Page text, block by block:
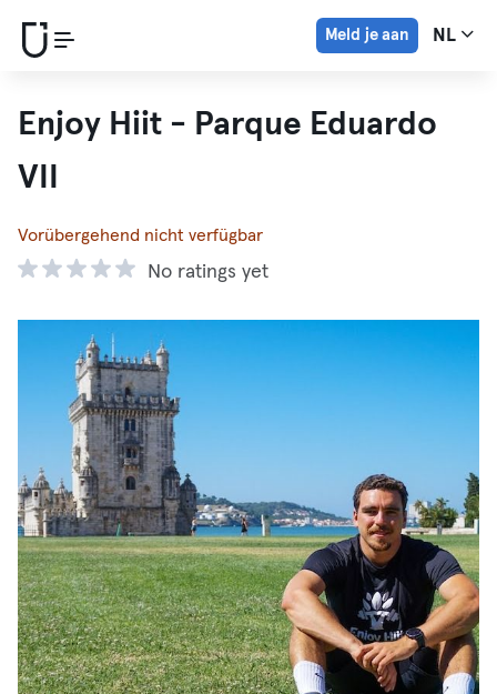
Meld je aan NL
Enjoy Hiit - Parque Eduardo
VII
Vorübergehend nicht verfügbar
No ratings yet